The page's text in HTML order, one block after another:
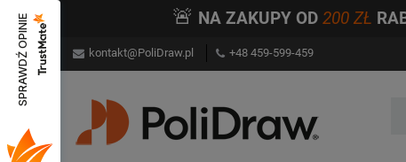
🚨 NA ZAKUPY OD 200 ZŁ
kontakt@PoliDraw.pl +48 459-599-459
SPRAWDŹ OPINIE